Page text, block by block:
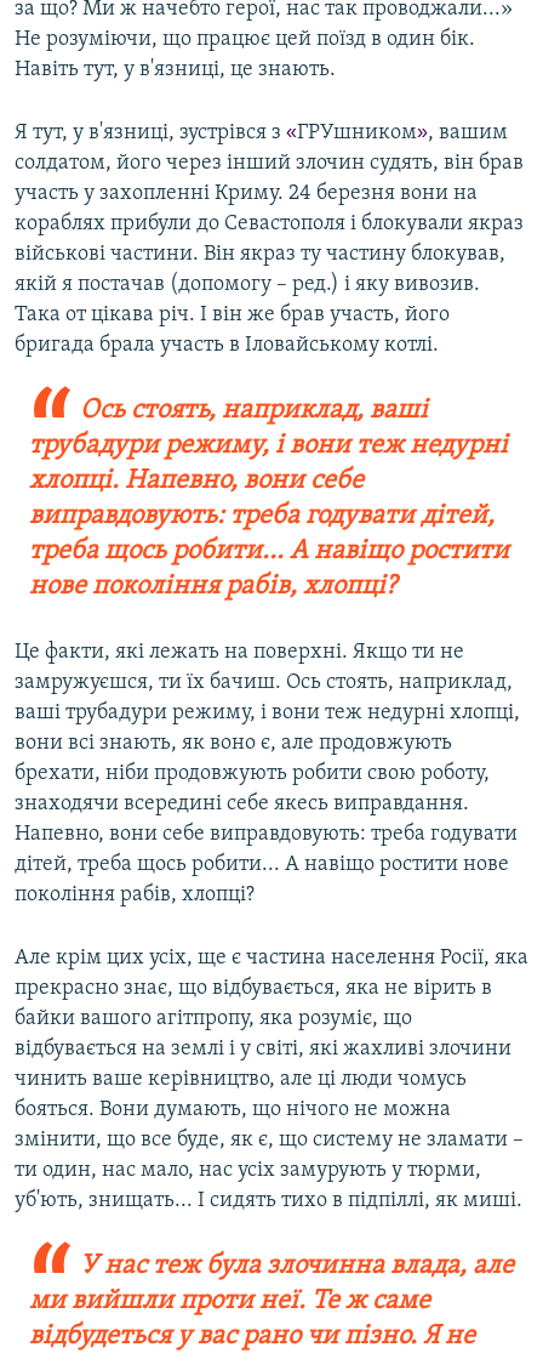
за що? Ми ж начебто герої, нас так проводжали...»
Не розуміючи, що працює цей поїзд в один бік.
Навіть тут, у в'язниці, це знають.
Я тут, у в'язниці, зустрівся з «ГРУшником», вашим
солдатом, його через інший злочин судять, він брав
участь у захопленні Криму. 24 березня вони на
кораблях прибули до Севастополя і блокували якраз
військові частини. Він якраз ту частину блокував,
якій я постачав (допомогу – ред.) і яку вивозив.
Така от цікава річ. І він же брав участь, його
бригада брала участь в Іловайському котлі.
Ось стоять, наприклад, ваші
трубадури режиму, і вони теж недурні
хлопці. Напевно, вони себе
виправдовують: треба годувати дітей,
треба щось робити... А навіщо ростити
нове покоління рабів, хлопці?
Це факти, які лежать на поверхні. Якщо ти не
замружуєшся, ти їх бачиш. Ось стоять, наприклад,
ваші трубадури режиму, і вони теж недурні хлопці,
вони всі знають, як воно є, але продовжують
брехати, ніби продовжують робити свою роботу,
знаходячи всередині себе якесь виправдання.
Напевно, вони себе виправдовують: треба годувати
дітей, треба щось робити... А навіщо ростити нове
покоління рабів, хлопці?
Але крім цих усіх, ще є частина населення Росії, яка
прекрасно знає, що відбувається, яка не вірить в
байки вашого агітпропу, яка розуміє, що
відбувається на землі і у світі, які жахливі злочини
чинить ваше керівництво, але ці люди чомусь
бояться. Вони думають, що нічого не можна
змінити, що все буде, як є, що систему не зламати –
ти один, нас мало, нас усіх замурують у тюрми,
уб'ють, знищать... І сидять тихо в підпіллі, як миші.
У нас теж була злочинна влада, але
ми вийшли проти неї. Те ж саме
відбудеться у вас рано чи пізно. Я не